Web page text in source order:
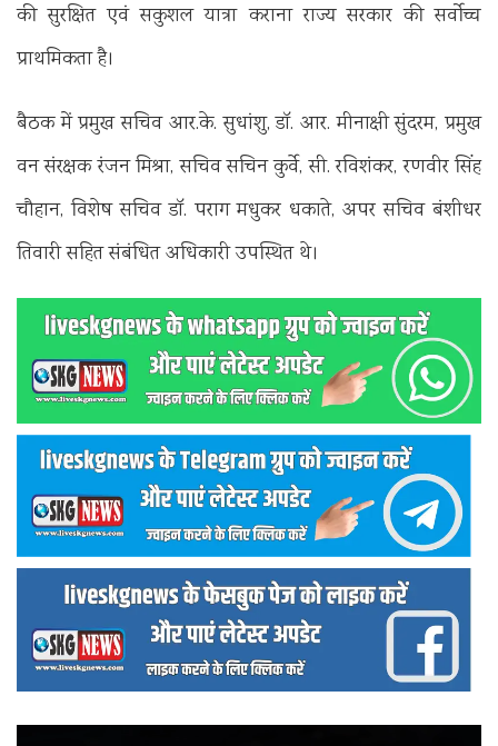
की सुरक्षित एवं सकुशल यात्रा कराना राज्य सरकार की सर्वोच्च
प्राथमिकता है।
बैठक में प्रमुख सचिव आर.के. सुधांशु, डॉ. आर. मीनाक्षी सुंदरम, प्रमुख
वन संरक्षक रंजन मिश्रा, सचिव सचिन कुर्वे, सी. रविशंकर, रणवीर सिंह
चौहान, विशेष सचिव डॉ. पराग मधुकर धकाते, अपर सचिव बंशीधर
तिवारी सहित संबंधित अधिकारी उपस्थित थे।